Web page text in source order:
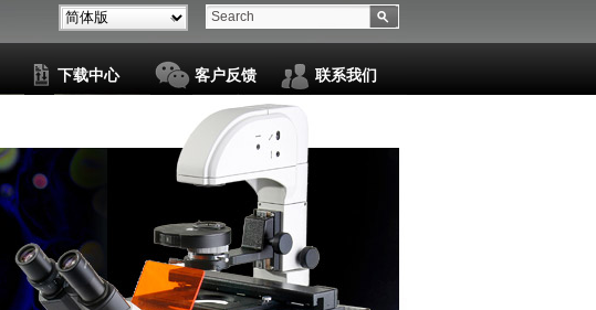
下载中心 客户反馈 联系我们